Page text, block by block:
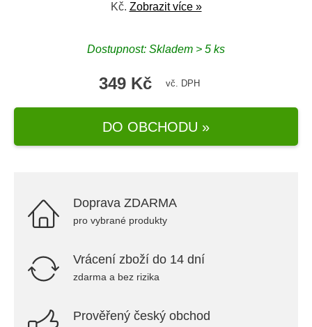
Kč. Zobrazit více »
Dostupnost: Skladem > 5 ks
349 Kč vč. DPH
DO OBCHODU »
Doprava ZDARMA
pro vybrané produkty
Vrácení zboží do 14 dní
zdarma a bez rizika
Prověřený český obchod